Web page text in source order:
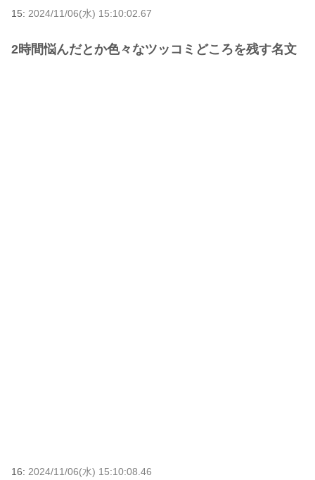
15: 2024/11/06(水) 15:10:02.67
2時間悩んだとか色々なツッコミどころを残す名文
16: 2024/11/06(水) 15:10:08.46